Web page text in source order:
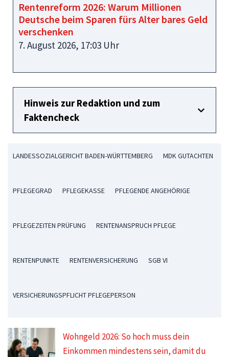
Rentenreform 2026: Warum Millionen
Deutsche beim Sparen fürs Alter bares Geld
verschenken
7. August 2026, 17:03 Uhr
Hinweis zur Redaktion und zum
Faktencheck
LANDESSOZIALGERICHT BADEN-WÜRTTEMBERG MDK GUTACHTEN
PFLEGEGRAD PFLEGEKASSE PFLEGENDE ANGEHÖRIGE
PFLEGEZEITEN PRÜFUNG RENTENANSPRUCH PFLEGE
RENTENPUNKTE RENTENVERSICHERUNG SGB VI
VERSICHERUNGSPFLICHT PFLEGEPERSON
Wohngeld 2026: So hoch muss dein
Einkommen mindestens sein, damit du